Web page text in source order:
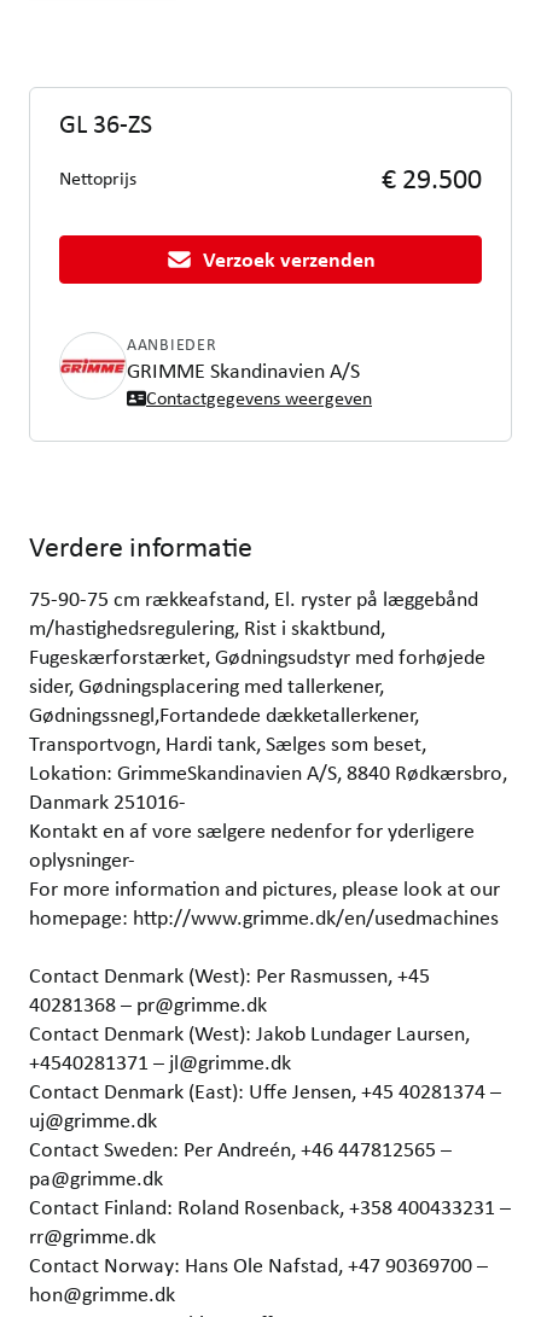
GL 36-ZS
Nettoprijs € 29.500
Verzoek verzenden
AANBIEDER
GRIMME Skandinavien A/S
Contactgegevens weergeven
Verdere informatie
75-90-75 cm rækkeafstand, El. ryster på læggebånd
m/hastighedsregulering, Rist i skaktbund,
Fugeskærforstærket, Gødningsudstyr med forhøjede
sider, Gødningsplacering med tallerkener,
Gødningssnegl,Fortandede dækketallerkener,
Transportvogn, Hardi tank, Sælges som beset,
Lokation: GrimmeSkandinavien A/S, 8840 Rødkærsbro,
Danmark 251016-
Kontakt en af vore sælgere nedenfor for yderligere
oplysninger-
For more information and pictures, please look at our
homepage: http://www.grimme.dk/en/usedmachines
Contact Denmark (West): Per Rasmussen, +45
40281368 – pr@grimme.dk
Contact Denmark (West): Jakob Lundager Laursen,
+4540281371 – jl@grimme.dk
Contact Denmark (East): Uffe Jensen, +45 40281374 –
uj@grimme.dk
Contact Sweden: Per Andreén, +46 447812565 –
pa@grimme.dk
Contact Finland: Roland Rosenback, +358 400433231 –
rr@grimme.dk
Contact Norway: Hans Ole Nafstad, +47 90369700 –
hon@grimme.dk